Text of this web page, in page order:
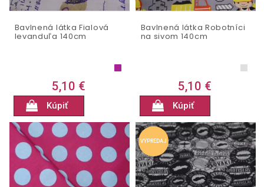
Bavlnená látka Fialová
levanduľa 140cm
5,10 €
Kúpiť
Bavlnená látka Robotníci
na sivom 140cm
5,10 €
Kúpiť
VÝPREDAJ